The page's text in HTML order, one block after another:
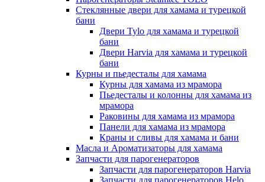
Стеклянные двери для хамама и турецкой
бани
Двери Tylo для хамама и турецкой
бани
Двери Harvia для хамама и турецкой
бани
Курны и пьедесталы для хамама
Курны для хамама из мрамора
Пьедесталы и колонны для хамама из
мрамора
Раковины для хамама из мрамора
Панели для хамама из мрамора
Краны и сливы для хамама и бани
Масла и Ароматизаторы для хамама
Запчасти для парогенераторов
Запчасти для парогенераторов Harvia
Запчасти для парогенераторов Helo